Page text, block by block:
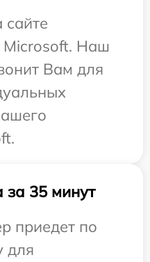
сайте
Microsoft. Наш
Вам для
за 35 минут
приедет по
для